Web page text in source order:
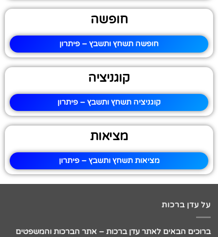
חופשה
חופשה תשחץ ותשבץ – פיתרון
קוגניציה
קוגניציה תשחץ ותשבץ – פיתרון
מציאות
מציאות תשחץ ותשבץ – פיתרון
על עדן ברכות
ברוכים הבאים לאתר עדן ברכות – אתר הברכות והמשפטים